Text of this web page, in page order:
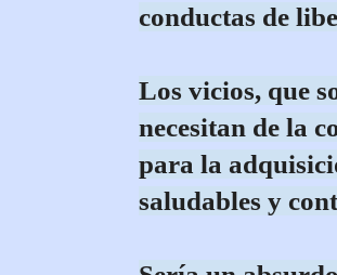
conductas de
Los vicios, que
necesitan de la
para la
saludables y